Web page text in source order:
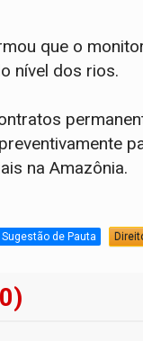
que o
nível dos rios.
na Amazônia.
Sugestão de Pauta